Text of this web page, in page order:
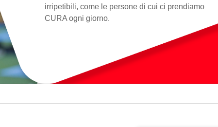
irripetibili, come le persone di cui ci prendiamo
CURA ogni giorno.